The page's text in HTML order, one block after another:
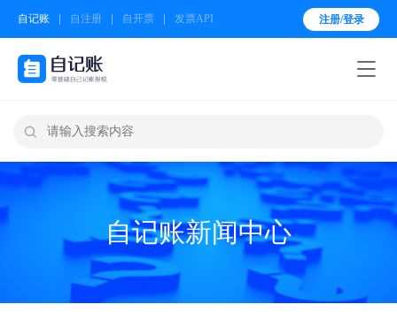
自记账 自注册 自开票 发票API 注册/登录


自记账新闻中心